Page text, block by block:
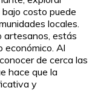
costo puede
locales.
artesanos, estás
económico. Al
de cerca las
hace que la
y